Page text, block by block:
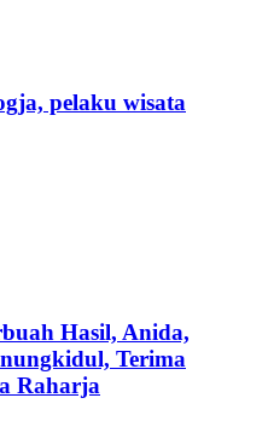
pelaku wisata
Hasil, Anida,
Terima
Raharja